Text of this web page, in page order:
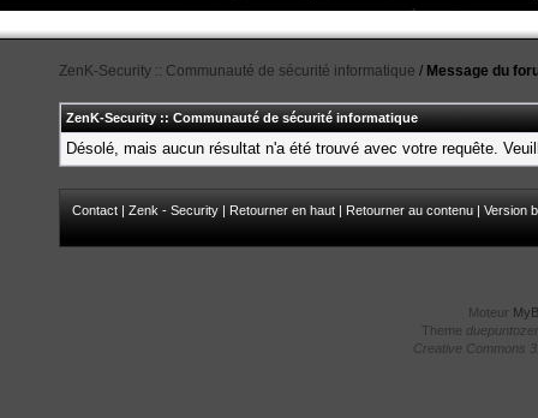
ZenK-Security :: Communauté de sécurité informatique / Message du
ZenK-Security :: Communauté de sécurité informatique
Désolé, mais aucun résultat n'a été trouvé avec votre requête.
Contact | Zenk - Security | Retourner en haut | Retourner au contenu | Version
Moteur
Theme
Creative Commons